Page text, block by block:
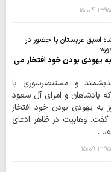
۱۵:۰۴
اسبق عربستان با حضور در
یهودی بودن خود افتخار می
و مستبصرسوری با
پادشاهان و امرای آل سعود
به یهودی بودن خود افتخار
گفت: وهابیت در ظاهر ادعای
۱۵:۰۹